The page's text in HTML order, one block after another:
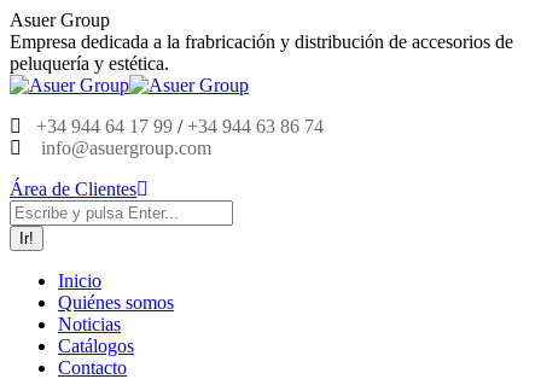
Saltar
al
contenido
Asuer Group
Empresa dedicada a la frabricación y distribución de accesorios de
peluquería y estética.
+34 944 64 17 99 /+34 944 63 86 74
info@asuergroup.com
Área de Clientes
Buscar:
Inicio
Quiénes somos
Noticias
Catálogos
Contacto